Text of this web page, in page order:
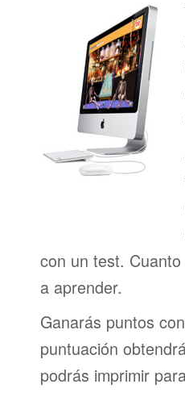
con un test.
a aprender.
Ganarás puntos
puntuación
podrás imprimir